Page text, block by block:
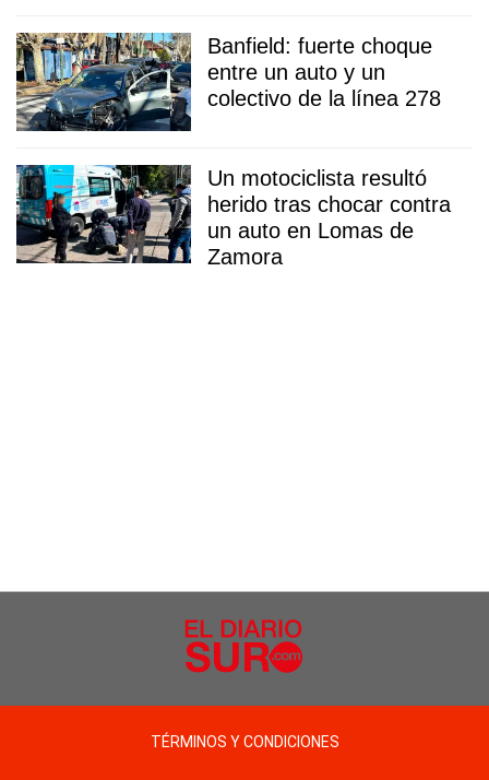
Banfield: fuerte choque
entre un auto y un
colectivo de la línea 278
Un motociclista resultó
herido tras chocar contra
un auto en Lomas de
Zamora
TÉRMINOS Y CONDICIONES